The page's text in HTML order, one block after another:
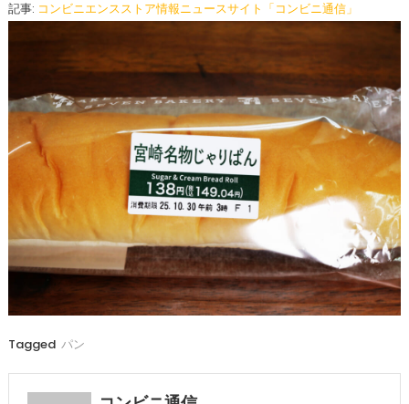
記事: コンビニエンスストア情報ニュースサイト「コンビニ通信」
Tagged パン